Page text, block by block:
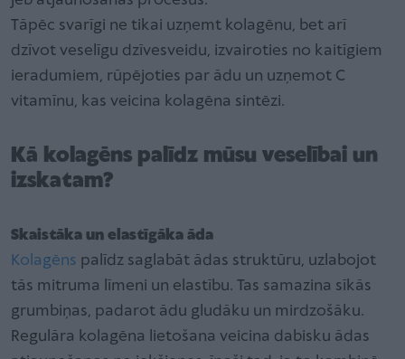
Tāpēc svarīgi ne tikai uzņemt kolagēnu, bet arī
dzīvot veselīgu dzīvesveidu, izvairoties no kaitīgiem
ieradumiem, rūpējoties par ādu un uzņemot C
vitamīnu, kas veicina kolagēna sintēzi.
Kā kolagēns palīdz mūsu veselībai un
izskatam?
Skaistāka un elastīgāka āda
Kolagēns palīdz saglabāt ādas struktūru, uzlabojot
tās mitruma līmeni un elastību. Tas samazina sīkās
grumbiņas, padarot ādu gludāku un mirdzošāku.
Regulāra kolagēna lietošana veicina dabisku ādas